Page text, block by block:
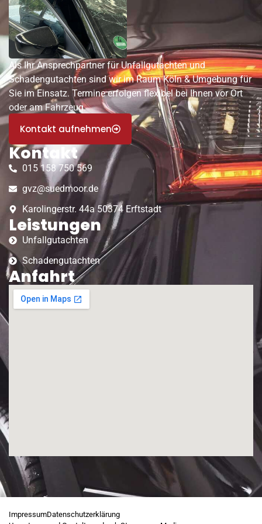
Als Ihr Ansprechpartner für Unfallgutachten und
Schadengutachten sind wir im Raum Köln & Umgebung für
Sie im Einsatz. Termine erfolgen flexibel bei Ihnen vor Ort
oder am Fahrzeug.
Kontakt aufnehmen
Kontakt
015 158 750 569
gvz@suedmoor.de
Karolingerstr. 44a 50374 Erftstadt
Leistungen
Unfallgutachten
Schadengutachten
Anfahrt
ImpressumDatenschutzerklärung